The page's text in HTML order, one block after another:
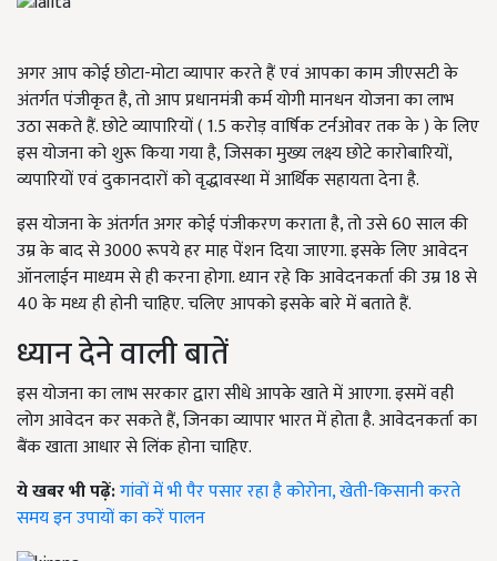
अगर आप कोई छोटा-मोटा व्यापार करते हैं एवं आपका काम जीएसटी के
अंतर्गत पंजीकृत है, तो आप प्रधानमंत्री कर्म योगी मानधन योजना का लाभ
उठा सकते हैं. छोटे व्यापारियों ( 1.5 करोड़ वार्षिक टर्नओवर तक के ) के लिए
इस योजना को शुरू किया गया है, जिसका मुख्य लक्ष्य छोटे कारोबारियों,
व्यपारियों एवं दुकानदारों को वृद्धावस्था में आर्थिक सहायता देना है.
इस योजना के अंतर्गत अगर कोई पंजीकरण कराता है, तो उसे 60 साल की
उम्र के बाद से 3000 रूपये हर माह पेंशन दिया जाएगा. इसके लिए आवेदन
ऑनलाईन माध्यम से ही करना होगा. ध्यान रहे कि आवेदनकर्ता की उम्र 18 से
40 के मध्य ही होनी चाहिए. चलिए आपको इसके बारे में बताते हैं.
ध्यान देने वाली बातें
इस योजना का लाभ सरकार द्वारा सीधे आपके खाते में आएगा. इसमें वही
लोग आवेदन कर सकते हैं, जिनका व्यापार भारत में होता है. आवेदनकर्ता का
बैंक खाता आधार से लिंक होना चाहिए.
ये खबर भी पढ़ें:गांवों में भी पैर पसार रहा है कोरोना, खेती-किसानी करते
समय इन उपायों का करें पालन